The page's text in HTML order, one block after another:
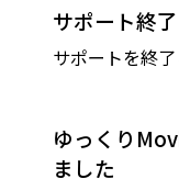
サポート終了
サポートを終
ゆっくり
ました